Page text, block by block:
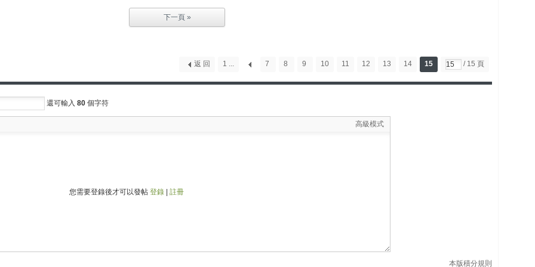
下一頁 »
1 ... 7 8 9 10 11 12 13 14 15 / 15 頁
返 回
還可輸入 80 個字符
高級模式
您需要登錄後才可以發帖 登錄| 註冊
本版積分規則